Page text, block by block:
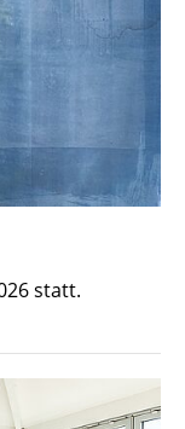
statt.